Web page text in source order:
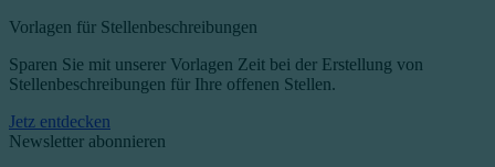
Vorlagen für Stellenbeschreibungen
Sparen Sie mit unserer Vorlagen Zeit bei der Erstellung von
Stellenbeschreibungen für Ihre offenen Stellen.
Jetz entdecken
Newsletter abonnieren